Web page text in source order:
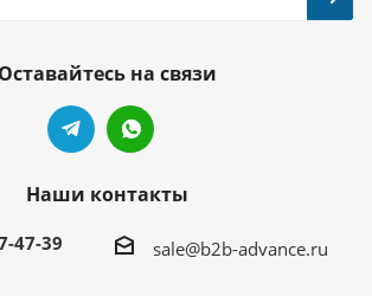
Оставайтесь на связи
Наши контакты
47-39 sale@b2b-advance.ru